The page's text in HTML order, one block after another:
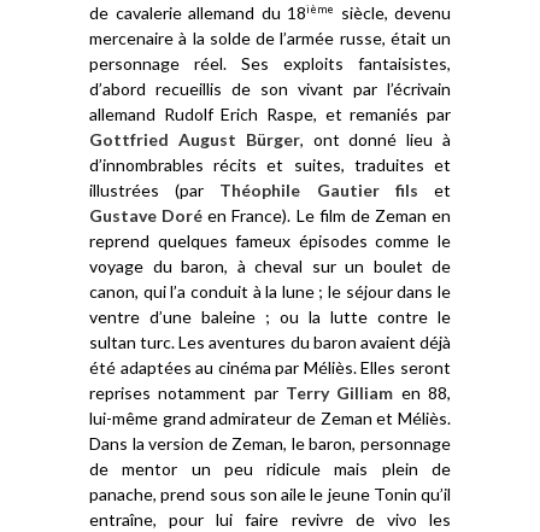
de cavalerie allemand du 18ième
siècle, devenu
mercenaire à la solde de l’armée russe, était un
personnage réel. Ses exploits fantaisistes,
d’abord recueillis de son vivant par l’écrivain
allemand Rudolf Erich Raspe, et remaniés par
Gottfried August Bürger, ont donné lieu à
d’innombrables récits et suites, traduites et
illustrées (par Théophile Gautier fils et
Gustave Doré en France). Le film de Zeman en
reprend quelques fameux épisodes comme le
voyage du baron, à cheval sur un boulet de
canon, qui l’a conduit à la lune ; le séjour dans le
ventre d’une baleine ; ou la lutte contre le
sultan turc. Les aventures du baron avaient déjà
été adaptées au cinéma par Méliès. Elles seront
reprises notamment par Terry Gilliam en 88,
lui-même grand admirateur de Zeman et Méliès.
Dans la version de Zeman, le baron, personnage
de mentor un peu ridicule mais plein de
panache, prend sous son aile le jeune Tonin qu’il
entraîne, pour lui faire revivre de vivo les